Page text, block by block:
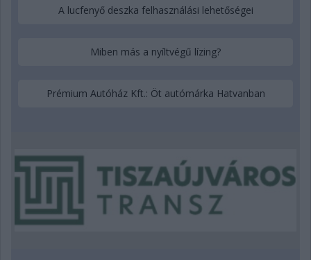
A lucfenyő deszka felhasználási lehetőségei
Miben más a nyíltvégű lízing?
Prémium Autóház Kft.: Öt autómárka Hatvanban